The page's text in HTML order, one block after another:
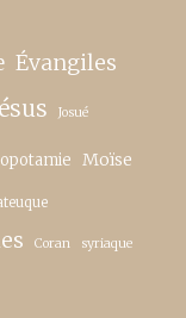
Évangiles
Josué
Moïse
Coran syriaque